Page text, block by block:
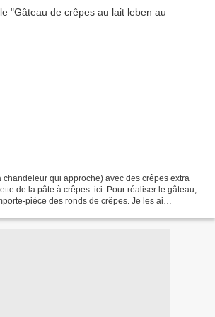
chandeleur qui approche) avec des crêpes extra
de la pâte à crêpes: ici. Pour réaliser le gâteau,
pièce des ronds de crêpes. Je les ai